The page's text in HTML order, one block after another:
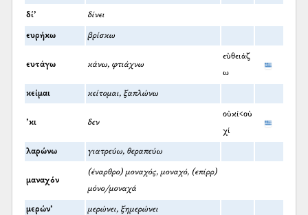
δί’ δίνει
ευρήκω βρίσκω
ευτάγω κάνω, φτιάχνω
εὐθειάζ
ω
κείμαι κείτομαι, ξαπλώνω
’κι δεν
οὐκί<οὐ
χί
λαρώνω γιατρεύω, θεραπεύω
μαναχόν
(έναρθρο) μοναχός, μοναχό, (επίρρ)
μόνο/μοναχά
μερών’ μερώνει, ξημερώνει